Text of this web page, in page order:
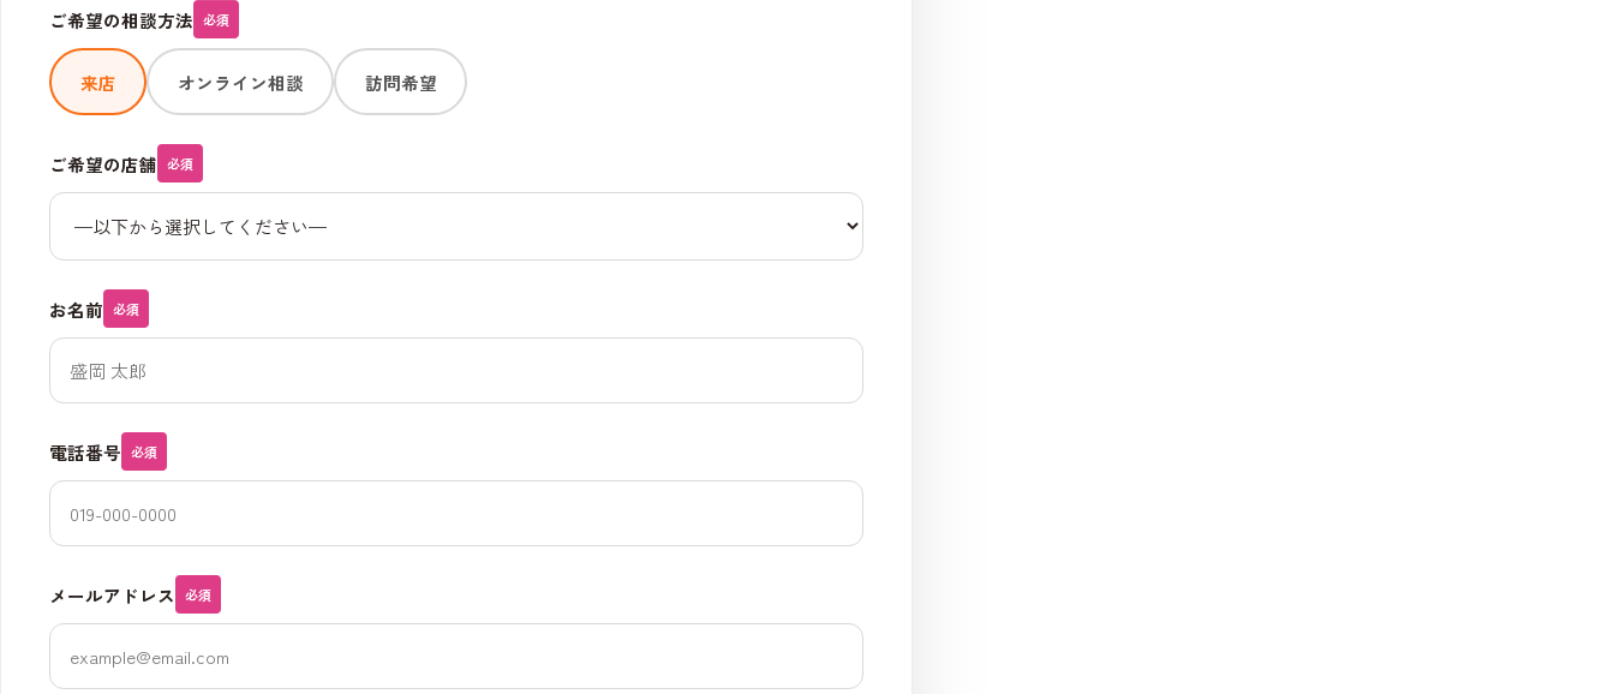
ご希望の相談方法 必須
来店 オンライン相談 訪問希望
ご希望の店舗 必須
お名前 必須
電話番号 必須
メールアドレス 必須